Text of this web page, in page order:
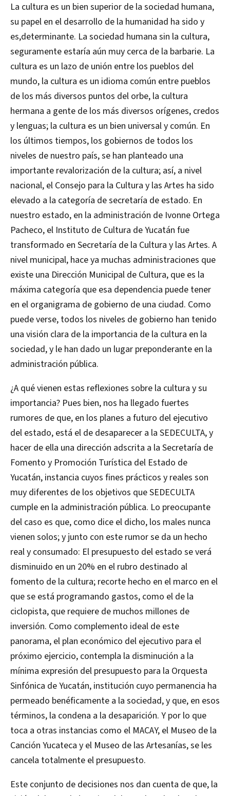
La cultura es un bien superior de la sociedad humana,
su papel en el desarrollo de la humanidad ha sido y
es,determinante. La sociedad humana sin la cultura,
seguramente estaría aún muy cerca de la barbarie. La
cultura es un lazo de unión entre los pueblos del
mundo, la cultura es un idioma común entre pueblos
de los más diversos puntos del orbe, la cultura
hermana a gente de los más diversos orígenes, credos
y lenguas; la cultura es un bien universal y común. En
los últimos tiempos, los gobiernos de todos los
niveles de nuestro país, se han planteado una
importante revalorización de la cultura; así, a nivel
nacional, el Consejo para la Cultura y las Artes ha sido
elevado a la categoría de secretaría de estado. En
nuestro estado, en la administración de Ivonne Ortega
Pacheco, el Instituto de Cultura de Yucatán fue
transformado en Secretaría de la Cultura y las Artes. A
nivel municipal, hace ya muchas administraciones que
existe una Dirección Municipal de Cultura, que es la
máxima categoría que esa dependencia puede tener
en el organigrama de gobierno de una ciudad. Como
puede verse, todos los niveles de gobierno han tenido
una visión clara de la importancia de la cultura en la
sociedad, y le han dado un lugar preponderante en la
administración pública.
¿A qué vienen estas reflexiones sobre la cultura y su
importancia? Pues bien, nos ha llegado fuertes
rumores de que, en los planes a futuro del ejecutivo
del estado, está el de desaparecer a la SEDECULTA, y
hacer de ella una dirección adscrita a la Secretaría de
Fomento y Promoción Turística del Estado de
Yucatán, instancia cuyos fines prácticos y reales son
muy diferentes de los objetivos que SEDECULTA
cumple en la administración pública. Lo preocupante
del caso es que, como dice el dicho, los males nunca
vienen solos; y junto con este rumor se da un hecho
real y consumado: El presupuesto del estado se verá
disminuido en un 20% en el rubro destinado al
fomento de la cultura; recorte hecho en el marco en el
que se está programando gastos, como el de la
ciclopista, que requiere de muchos millones de
inversión. Como complemento ideal de este
panorama, el plan económico del ejecutivo para el
próximo ejercicio, contempla la disminución a la
mínima expresión del presupuesto para la Orquesta
Sinfónica de Yucatán, institución cuyo permanencia ha
permeado benéficamente a la sociedad, y que, en esos
términos, la condena a la desaparición. Y por lo que
toca a otras instancias como el MACAY, el Museo de la
Canción Yucateca y el Museo de las Artesanías, se les
cancela totalmente el presupuesto.
Este conjunto de decisiones nos dan cuenta de que, la